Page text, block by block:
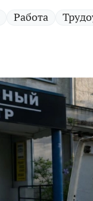
Работа